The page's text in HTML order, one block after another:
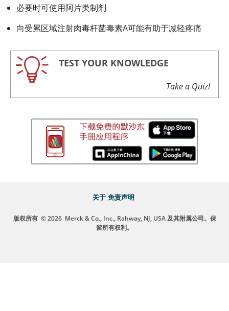
必要时可使用阿片类制剂
向受累区域注射肉毒杆菌毒素A可能有助于减轻疼痛
TEST YOUR KNOWLEDGE
Take a Quiz!
关于 免责声明
版权所有 © 2026 Merck & Co., Inc., Rahway, NJ, USA 及其附属公司。保
留所有权利。